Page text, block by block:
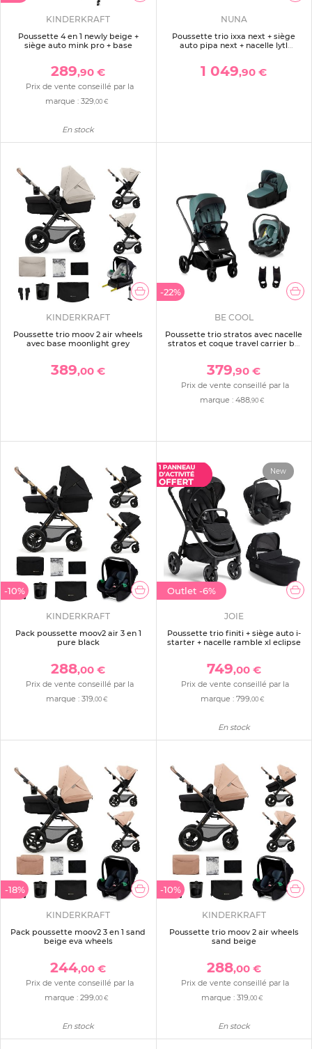
KINDERKRAFT
Poussette 4 en 1 newly beige +
siège auto mink pro + base
289,90 €
Prix de vente conseillé par la
marque : 329 ,00 €
En stock
NUNA
Poussette trio ixxa next + siège
auto pipa next + nacelle lytl
1 049,90 €
KINDERKRAFT
Poussette trio moov 2 air wheels
avec base moonlight grey
389,00 €
-22%
BE COOL
Poussette trio stratos avec nacelle
stratos et coque travel carrier be
379,90 €
Prix de vente conseillé par la
marque :488 ,90 €
-10%
KINDERKRAFT
Pack poussette moov2 air 3 en 1
pure black
288,00 €
Prix de vente conseillé par la
marque : 319 ,00 €
Outlet -6%
New
JOIE
Poussette trio finiti + siège auto i-
starter + nacelle ramble xl eclipse
749,00 €
Prix de vente conseillé par la
marque : 799 ,00 €
En stock
-18%
KINDERKRAFT
Pack poussette moov2 3 en 1 sand
beige eva wheels
244,00 €
Prix de vente conseillé par la
marque :299 ,00 €
En stock
-10%
KINDERKRAFT
Poussette trio moov 2 air wheels
sand beige
288,00 €
Prix de vente conseillé par la
marque :319 ,00 €
En stock